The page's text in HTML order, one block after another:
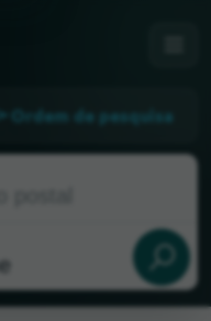
Ordem de pesquisa